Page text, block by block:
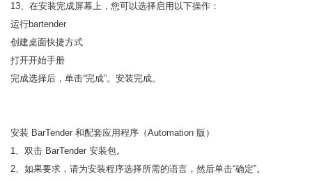
13、在安装完成屏幕上，您可以选择启用以下操作：
运行bartender
创建桌面快捷方式
打开开始手册
完成选择后，单击“完成”。安装完成。
安装 BarTender 和配套应用程序（Automation 版）
1、双击 BarTender 安装包。
2、如果要求，请为安装程序选择所需的语言，然后单击“确定”。